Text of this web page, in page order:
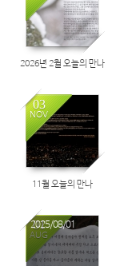
2026년 2월 오늘의 만나
03
NOV
11월 오늘의 만나
01
AUG
2025/08/01